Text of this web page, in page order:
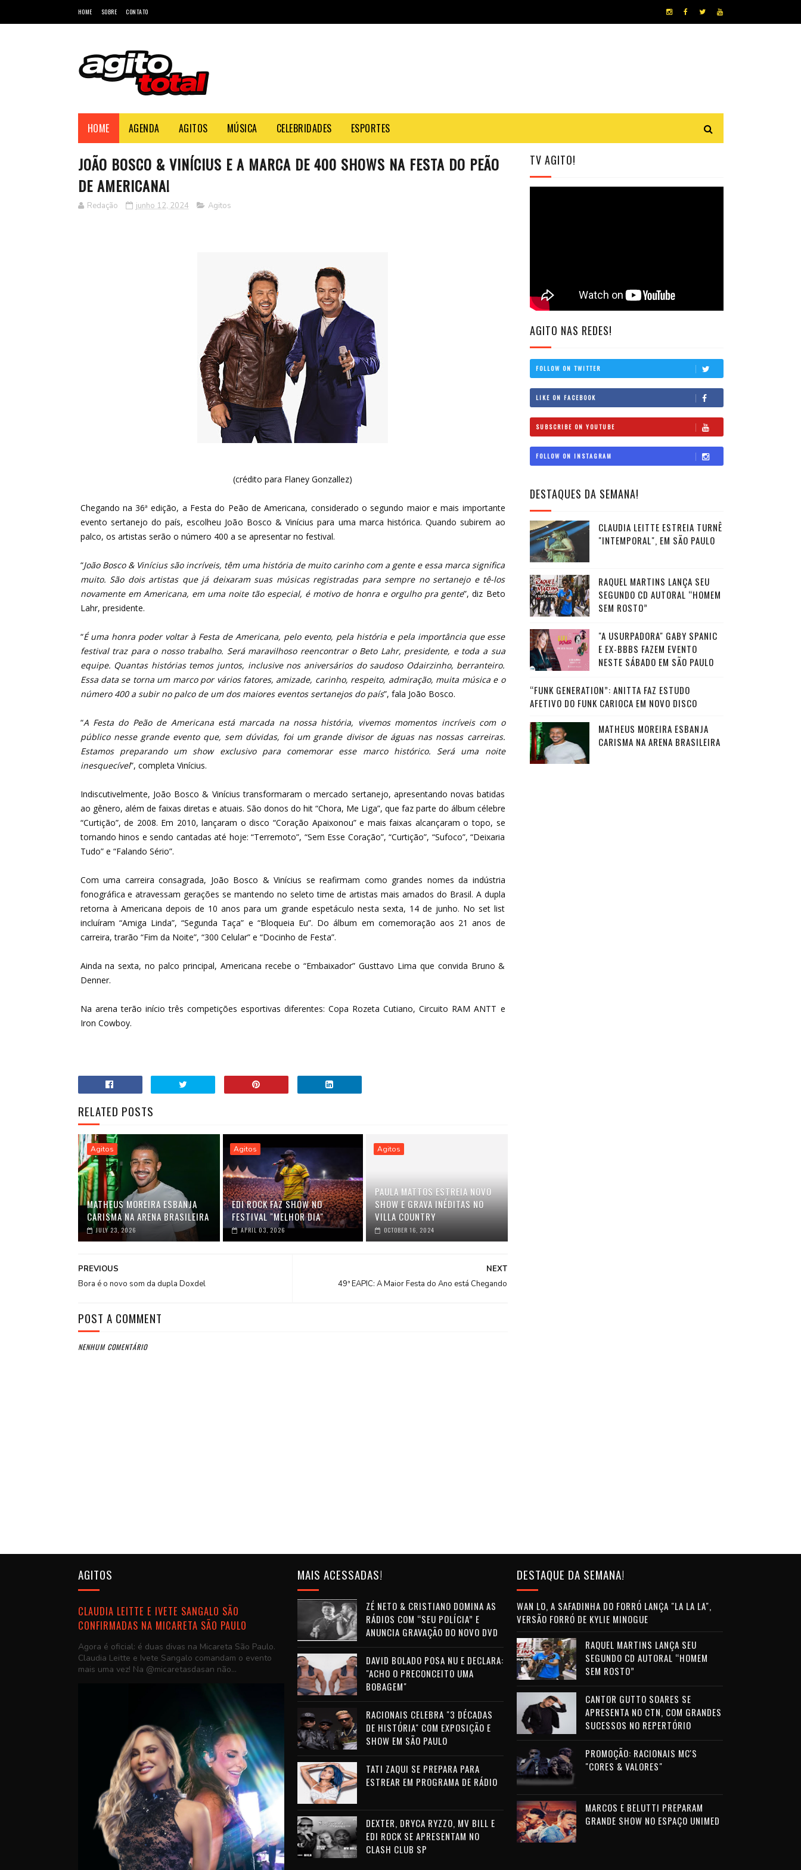
HOME SOBRE CONTATO
HOME AGENDA AGITOS MÚSICA CELEBRIDADES ESPORTES
JOÃO BOSCO & VINÍCIUS E A MARCA DE 400 SHOWS NA FESTA DO PEÃO
DE AMERICANA!
Redação junho 12, 2024 Agitos
(crédito para Flaney Gonzallez)
Chegando na 36ª edição, a Festa do Peão de Americana, considerado o segundo maior e mais importante
evento sertanejo do país, escolheu João Bosco & Vinícius para uma marca histórica. Quando subirem ao
palco, os artistas serão o número 400 a se apresentar no festival.
“João Bosco & Vinícius são incríveis, têm uma história de muito carinho com a gente e essa marca significa
muito. São dois artistas que já deixaram suas músicas registradas para sempre no sertanejo e tê-los
novamente em Americana, em uma noite tão especial, é motivo de honra e orgulho pra gente”, diz Beto
Lahr, presidente.
“É uma honra poder voltar à Festa de Americana, pelo evento, pela história e pela importância que esse
festival traz para o nosso trabalho. Será maravilhoso reencontrar o Beto Lahr, presidente, e toda a sua
equipe. Quantas histórias temos juntos, inclusive nos aniversários do saudoso Odairzinho, berranteiro.
Essa data se torna um marco por vários fatores, amizade, carinho, respeito, admiração, muita música e o
número 400 a subir no palco de um dos maiores eventos sertanejos do país”, fala João Bosco.
“A Festa do Peão de Americana está marcada na nossa história, vivemos momentos incríveis com o
público nesse grande evento que, sem dúvidas, foi um grande divisor de águas nas nossas carreiras.
Estamos preparando um show exclusivo para comemorar esse marco histórico. Será uma noite
inesquecível”, completa Vinícius.
Indiscutivelmente, João Bosco & Vinícius transformaram o mercado sertanejo, apresentando novas batidas
ao gênero, além de faixas diretas e atuais. São donos do hit “Chora, Me Liga”, que faz parte do álbum célebre
“Curtição”, de 2008. Em 2010, lançaram o disco “Coração Apaixonou” e mais faixas alcançaram o topo, se
tornando hinos e sendo cantadas até hoje: “Terremoto”, “Sem Esse Coração”, “Curtição”, “Sufoco”, “Deixaria
Tudo” e “Falando Sério”.
Com uma carreira consagrada, João Bosco & Vinícius se reafirmam como grandes nomes da indústria
fonográfica e atravessam gerações se mantendo no seleto time de artistas mais amados do Brasil. A dupla
retorna à Americana depois de 10 anos para um grande espetáculo nesta sexta, 14 de junho. No set list
incluíram “Amiga Linda”, “Segunda Taça” e “Bloqueia Eu”. Do álbum em comemoração aos 21 anos de
carreira, trarão “Fim da Noite”, “300 Celular” e “Docinho de Festa”.
Ainda na sexta, no palco principal, Americana recebe o “Embaixador” Gusttavo Lima que convida Bruno &
Denner.
Na arena terão início três competições esportivas diferentes: Copa Rozeta Cutiano, Circuito RAM ANTT e
Iron Cowboy.
RELATED POSTS
Agitos
MATHEUS MOREIRA ESBANJA
CARISMA NA ARENA BRASILEIRA
JULY 23, 2026
Agitos
EDI ROCK FAZ SHOW NO
FESTIVAL "MELHOR DIA"
APRIL 03, 2026
Agitos
PAULA MATTOS ESTREIA NOVO
SHOW E GRAVA INÉDITAS NO
VILLA COUNTRY
OCTOBER 16, 2024
NEXT
49ª EAPIC: A Maior Festa do Ano está Chegando
PREVIOUS
Bora é o novo som da dupla Doxdel
POST A COMMENT
NENHUM COMENTÁRIO
TV AGITO!
AGITO NAS REDES!
FOLLOW ON TWITTER
LIKE ON FACEBOOK
SUBSCRIBE ON YOUTUBE
FOLLOW ON INSTAGRAM
DESTAQUES DA SEMANA!
CLAUDIA LEITTE ESTREIA TURNÊ
"INTEMPORAL", EM SÃO PAULO
RAQUEL MARTINS LANÇA SEU
SEGUNDO CD AUTORAL “HOMEM
SEM ROSTO”
"A USURPADORA" GABY SPANIC
E EX-BBBS FAZEM EVENTO
NESTE SÁBADO EM SÃO PAULO
“FUNK GENERATION”: ANITTA FAZ ESTUDO
AFETIVO DO FUNK CARIOCA EM NOVO DISCO
MATHEUS MOREIRA ESBANJA
CARISMA NA ARENA BRASILEIRA
AGITOS
CLAUDIA LEITTE E IVETE SANGALO SÃO
CONFIRMADAS NA MICARETA SÃO PAULO
Agora é oficial: é duas divas na Micareta São Paulo.
Claudia Leitte e Ivete Sangalo comandam o evento
mais uma vez! Na @micaretasdasan não...
MAIS ACESSADAS!
ZÉ NETO & CRISTIANO DOMINA AS
RÁDIOS COM “SEU POLÍCIA” E
ANUNCIA GRAVAÇÃO DO NOVO DVD
DAVID BOLADO POSA NU E DECLARA:
"ACHO O PRECONCEITO UMA
BOBAGEM"
RACIONAIS CELEBRA "3 DÉCADAS
DE HISTÓRIA" COM EXPOSIÇÃO E
SHOW EM SÃO PAULO
TATI ZAQUI SE PREPARA PARA
ESTREAR EM PROGRAMA DE RÁDIO
DEXTER, DRYCA RYZZO, MV BILL E
EDI ROCK SE APRESENTAM NO
CLASH CLUB SP
DESTAQUE DA SEMANA!
WAN LO, A SAFADINHA DO FORRÓ LANÇA "LA LA LA",
VERSÃO FORRÓ DE KYLIE MINOGUE
RAQUEL MARTINS LANÇA SEU
SEGUNDO CD AUTORAL “HOMEM
SEM ROSTO”
CANTOR GUTTO SOARES SE
APRESENTA NO CTN, COM GRANDES
SUCESSOS NO REPERTÓRIO
PROMOÇÃO: RACIONAIS MC'S
"CORES & VALORES"
MARCOS E BELUTTI PREPARAM
GRANDE SHOW NO ESPAÇO UNIMED